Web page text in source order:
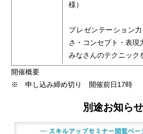
様）
プレゼンテーション
さ・コンセプト・表現
みなさんのテクニック
開催概要
※ 申し込み締め切り 開催前日17時
別途お知らせ